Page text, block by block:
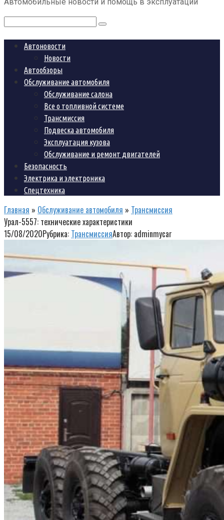
Поиск:
Автоновости
Новости
Автообзоры
Обслуживание автомобиля
Обслуживание салона
Все о топливной системе
Трансмиссия
Подвеска автомобиля
Эксплуатация кузова
Обслуживание и ремонт двигателей
Безопасность
Электрика и электроника
Спецтехника
Главная » Обслуживание автомобиля » Трансмиссия
Урал-5557: технические характеристики
15/08/2020Рубрика: ТрансмиссияАвтор: adminmycar